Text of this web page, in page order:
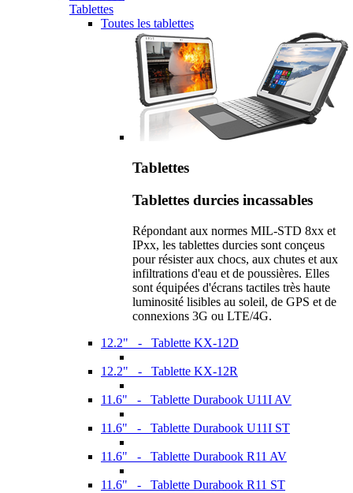
Tablettes
Toutes les tablettes
Tablettes
Tablettes durcies incassables
Répondant aux normes MIL-STD 8xx et
IPxx, les tablettes durcies sont conçeus
pour résister aux chocs, aux chutes et aux
infiltrations d'eau et de poussières. Elles
sont équipées d'écrans tactiles très haute
luminosité lisibles au soleil, de GPS et de
connexions 3G ou LTE/4G.
12.2" - Tablette KX-12D
12.2" - Tablette KX-12R
11.6" - Tablette Durabook U11I AV
11.6" - Tablette Durabook U11I ST
11.6" - Tablette Durabook R11 AV
11.6" - Tablette Durabook R11 ST